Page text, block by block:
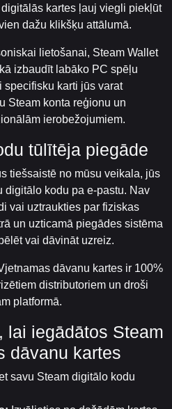
kartes ļauj viegli piekļūt
dažu klikšķu attālumā.
lietošanai, Steam Wallet
izbaudīt labāko PC spēļu
specifisku karti jūs varat
Steam konta reģionu un
ierobežojumiem.
tūlītēja piegāde
tiešsaistē no mūsu veikala, jūs
digitālo kodu pa e-pastu. Nav
vai uztraukties par fiziskas
un uzticamā piegādes sistēma
vai dāvināt uzreiz.
dāvanu kartes ir 100%
distributoriem un droši
platformā.
lai iegādātos Steam
dāvanu kartes
savu Steam digitālo kodu